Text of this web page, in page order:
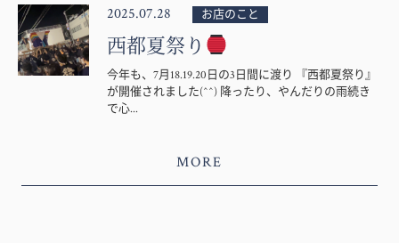
2025.07.28 お店のこと
西都夏祭り
今年も、7月18.19.20日の3日間に渡り 『西都夏祭り』
が開催されました(^^) 降ったり、やんだりの雨続き
で心...
MORE